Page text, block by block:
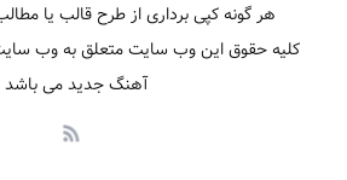
هر گونه کپی برداری از طرح قالب یا
کلیه حقوق این وب سایت متعلق به وب
آهنگ جدید می باشد